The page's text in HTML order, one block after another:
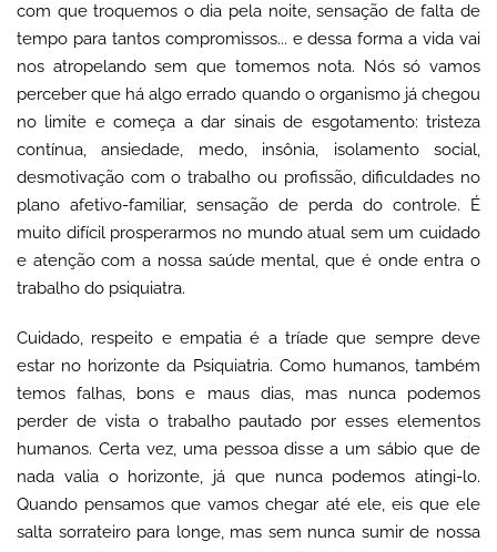
com que troquemos o dia pela noite, sensação de falta de
tempo para tantos compromissos... e dessa forma a vida vai
nos atropelando sem que tomemos nota. Nós só vamos
perceber que há algo errado quando o organismo já chegou
no limite e começa a dar sinais de esgotamento: tristeza
contínua, ansiedade, medo, insônia, isolamento social,
desmotivação com o trabalho ou profissão, dificuldades no
plano afetivo-familiar, sensação de perda do controle. É
muito difícil prosperarmos no mundo atual sem um cuidado
e atenção com a nossa saúde mental, que é onde entra o
trabalho do psiquiatra.
Cuidado, respeito e empatia é a tríade que sempre deve
estar no horizonte da Psiquiatria. Como humanos, também
temos falhas, bons e maus dias, mas nunca podemos
perder de vista o trabalho pautado por esses elementos
humanos. Certa vez, uma pessoa disse a um sábio que de
nada valia o horizonte, já que nunca podemos atingi-lo.
Quando pensamos que vamos chegar até ele, eis que ele
salta sorrateiro para longe, mas sem nunca sumir de nossa